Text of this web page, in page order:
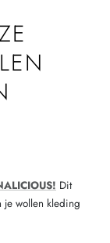
Dit
je wollen kleding